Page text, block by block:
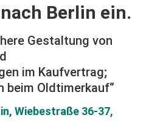
Berlin ein.
Gestaltung von
im Kaufvertrag;
beim Oldtimerkauf“
Wiebestraße 36-37,